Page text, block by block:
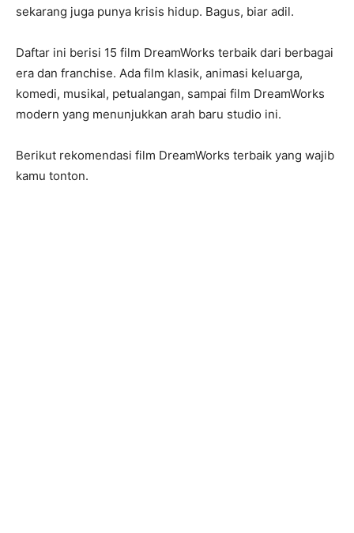
sekarang juga punya krisis hidup. Bagus, biar adil.
Daftar ini berisi 15 film DreamWorks terbaik dari berbagai
era dan franchise. Ada film klasik, animasi keluarga,
komedi, musikal, petualangan, sampai film DreamWorks
modern yang menunjukkan arah baru studio ini.
Berikut rekomendasi film DreamWorks terbaik yang wajib
kamu tonton.